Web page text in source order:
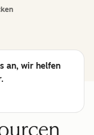
an, wir helfen